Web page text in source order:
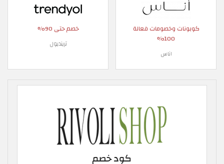
كوبونات وخصومات فعالة
100%
اناس
خصم حتى 90%
ترينديول